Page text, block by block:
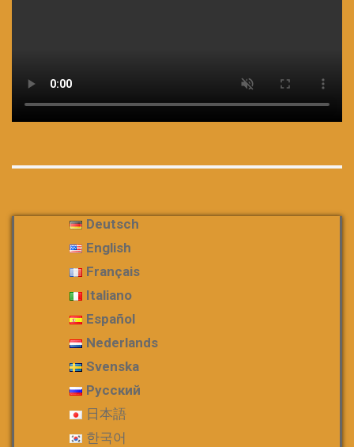
Deutsch
English
Français
Italiano
Español
Nederlands
Svenska
Русский
日本語
한국어